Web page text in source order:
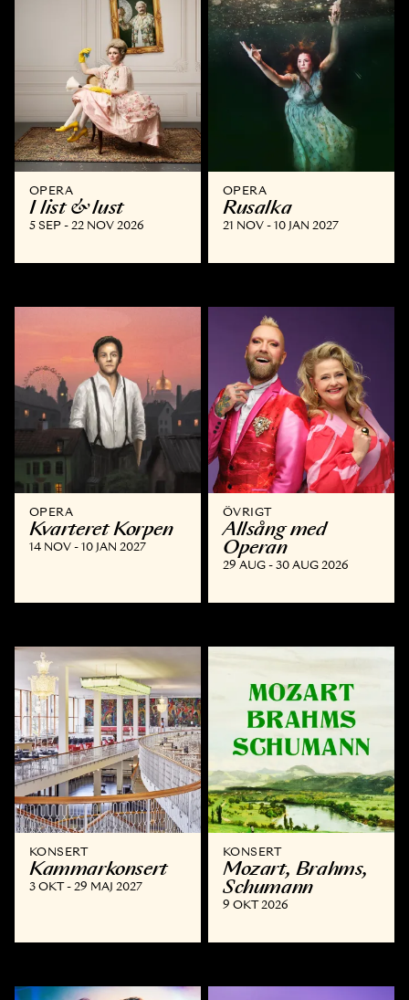
OPERA
I list & lust
5 SEP - 22 NOV 2026
OPERA
Rusalka
21 NOV - 10 JAN 2027
OPERA
Kvarteret Korpen
14 NOV - 10 JAN 2027
ÖVRIGT
Allsång med
Operan
29 AUG - 30 AUG 2026
KONSERT
Kammar­konsert
3 OKT - 29 MAJ 2027
KONSERT
Mozart, Brahms,
Schumann
9 OKT 2026